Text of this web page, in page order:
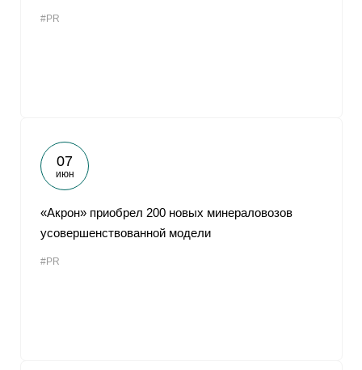
#PR
07
июн
«Акрон» приобрел 200 новых минераловозов
усовершенствованной модели
#PR